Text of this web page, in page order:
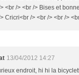
<br /> <br /> Bises et
Cricri<br /> <br /> <br />
13/04/2012 14:27
endroit, hi hi la